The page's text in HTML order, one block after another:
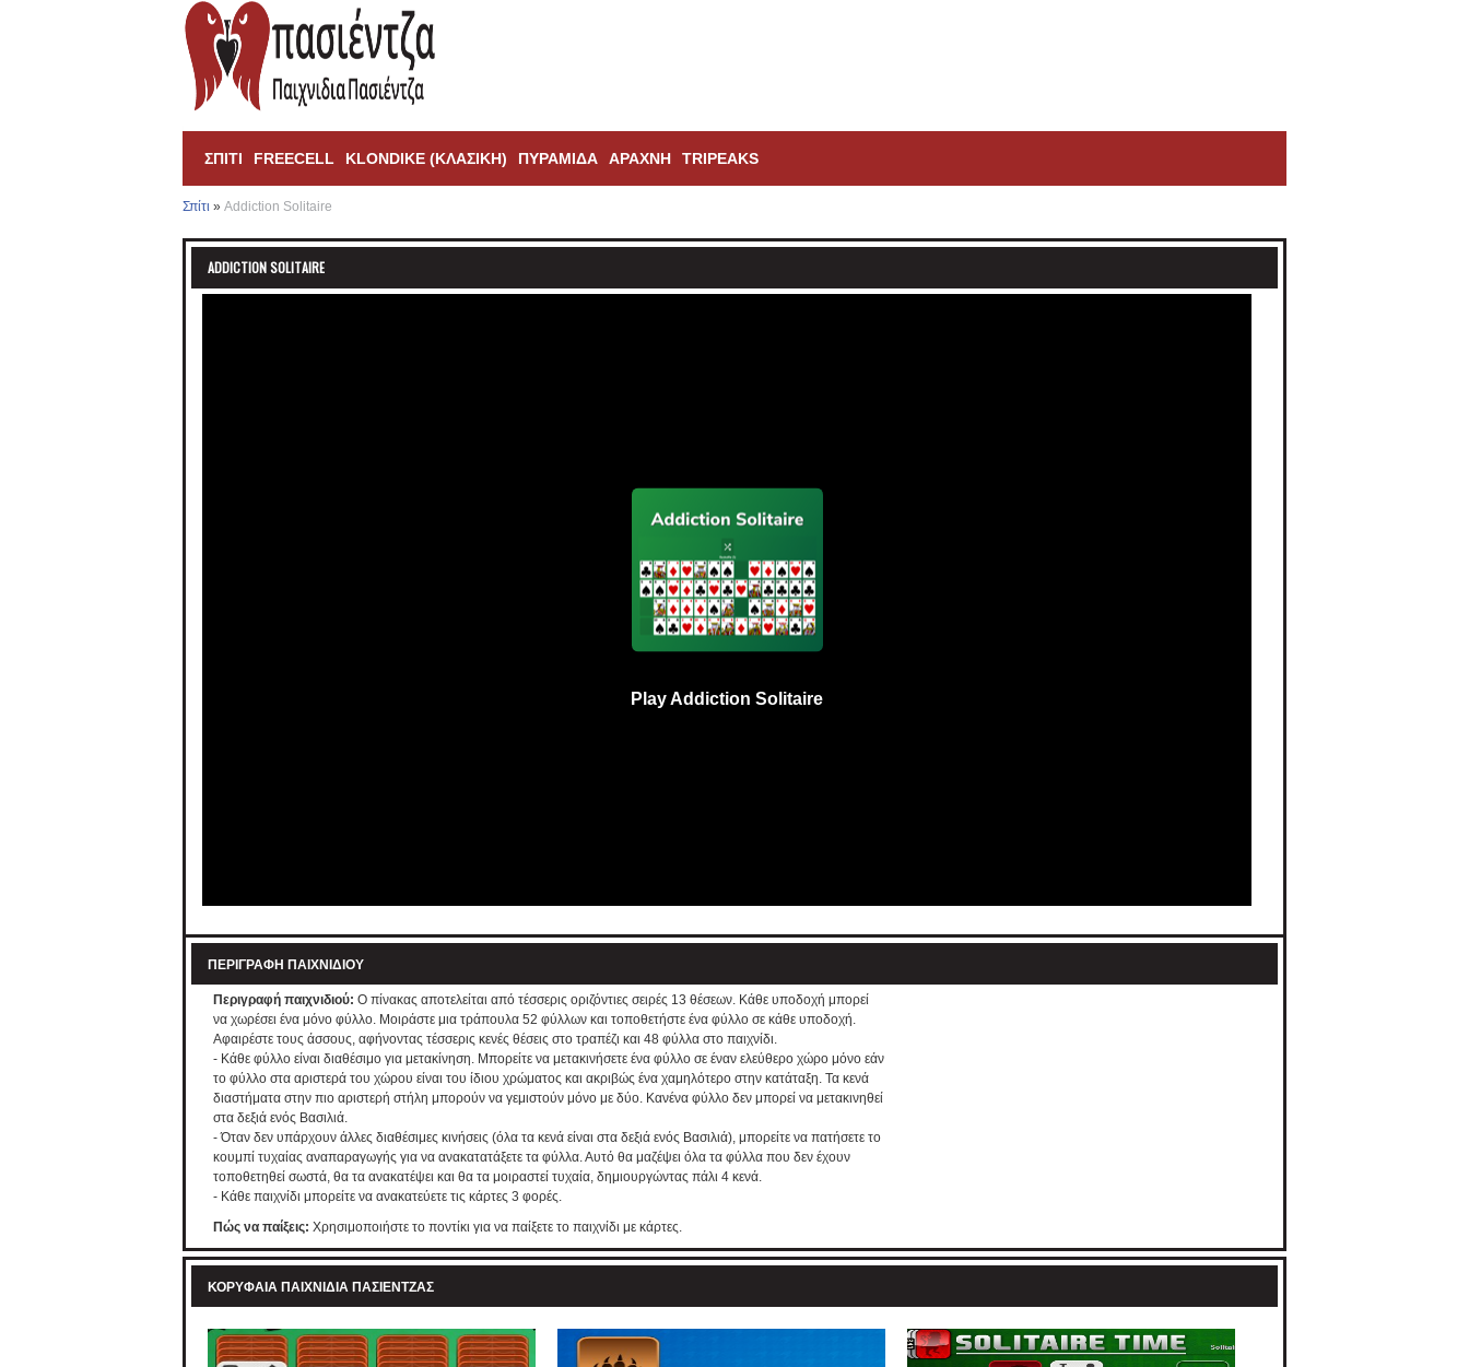
ΣΠΊΤΙ FREECELL KLONDIKE (ΚΛΑΣΙΚΗ) ΠΥΡΑΜΊΔΑ ΑΡΆΧΝΗ TRIPEAKS
Σπίτι » Addiction Solitaire
ADDICTION SOLITAIRE
ΠΕΡΙΓΡΑΦΉ ΠΑΙΧΝΙΔΙΟΎ
Περιγραφή παιχνιδιού: Ο πίνακας αποτελείται από τέσσερις οριζόντιες σειρές 13 θέσεων. Κάθε υποδοχή μπορεί
να χωρέσει ένα μόνο φύλλο. Μοιράστε μια τράπουλα 52 φύλλων και τοποθετήστε ένα φύλλο σε κάθε υποδοχή.
Αφαιρέστε τους άσσους, αφήνοντας τέσσερις κενές θέσεις στο τραπέζι και 48 φύλλα στο παιχνίδι.
- Κάθε φύλλο είναι διαθέσιμο για μετακίνηση. Μπορείτε να μετακινήσετε ένα φύλλο σε έναν ελεύθερο χώρο μόνο εάν
το φύλλο στα αριστερά του χώρου είναι του ίδιου χρώματος και ακριβώς ένα χαμηλότερο στην κατάταξη. Τα κενά
διαστήματα στην πιο αριστερή στήλη μπορούν να γεμιστούν μόνο με δύο. Κανένα φύλλο δεν μπορεί να μετακινηθεί
στα δεξιά ενός Βασιλιά.
- Όταν δεν υπάρχουν άλλες διαθέσιμες κινήσεις (όλα τα κενά είναι στα δεξιά ενός Βασιλιά), μπορείτε να πατήσετε το
κουμπί τυχαίας αναπαραγωγής για να ανακατατάξετε τα φύλλα. Αυτό θα μαζέψει όλα τα φύλλα που δεν έχουν
τοποθετηθεί σωστά, θα τα ανακατέψει και θα τα μοιραστεί τυχαία, δημιουργώντας πάλι 4 κενά.
- Κάθε παιχνίδι μπορείτε να ανακατεύετε τις κάρτες 3 φορές.
Πώς να παίξεις: Χρησιμοποιήστε το ποντίκι για να παίξετε το παιχνίδι με κάρτες.
ΚΟΡΥΦΑΊΑ ΠΑΙΧΝΊΔΙΑ ΠΑΣΙΈΝΤΖΑΣ